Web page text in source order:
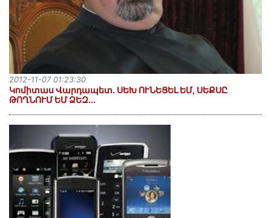
Կոմիտաս Վարդապետ. ՍԵԽ ՈՒՆԵՑԵԼ ԵՄ, ՍԵՔՍԸ
ԹՈՂՆՈՒՄ ԵՄ ՁԵԶ...
2012-11-07 01:23:30